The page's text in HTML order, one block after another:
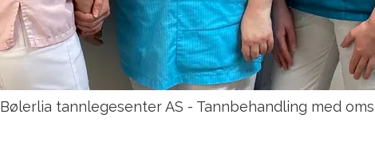
Bølerlia tannlegesenter AS - Tannbehandling med